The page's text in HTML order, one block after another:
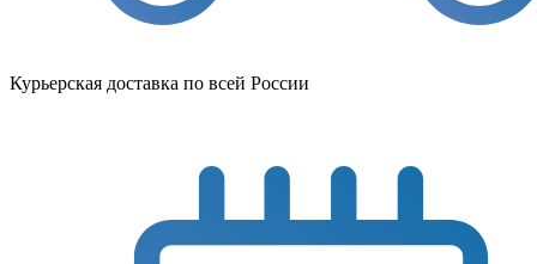
Курьерская доставка по всей России